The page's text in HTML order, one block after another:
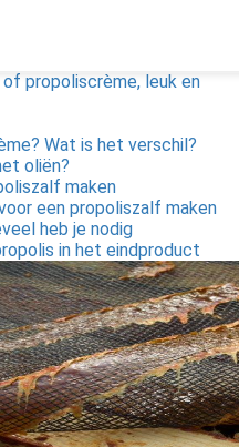
propoliscrème, leuk en
Wat is het verschil?
oliën?
maken
een propoliszalf maken
heb je nodig
in het eindproduct